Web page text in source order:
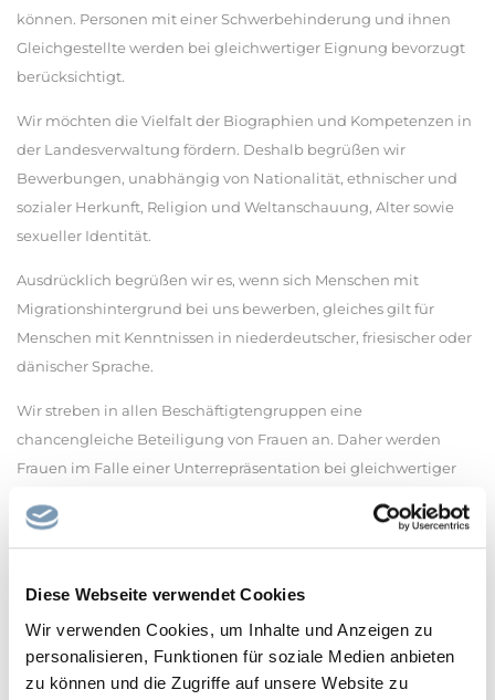
Diese Webseite verwendet Cookies
Wir verwenden Cookies, um Inhalte und Anzeigen zu
personalisieren, Funktionen für soziale Medien anbieten
zu können und die Zugriffe auf unsere Website zu
können. Personen mit einer Schwerbehinderung und ihnen
Gleichgestellte werden bei gleichwertiger Eignung bevorzugt
berücksichtigt.
Wir möchten die Vielfalt der Biographien und Kompetenzen in
der Landesverwaltung fördern. Deshalb begrüßen wir
Bewerbungen, unabhängig von Nationalität, ethnischer und
sozialer Herkunft, Religion und Weltanschauung, Alter sowie
sexueller Identität.
Ausdrücklich begrüßen wir es, wenn sich Menschen mit
Migrationshintergrund bei uns bewerben, gleiches gilt für
Menschen mit Kenntnissen in niederdeutscher, friesischer oder
dänischer Sprache.
Wir streben in allen Beschäftigtengruppen eine
chancengleiche Beteiligung von Frauen an. Daher werden
Frauen im Falle einer Unterrepräsentation bei gleichwertiger
berücksichtigt.
Die Vereinbarkeit von Beruf und Familie sowie die Förderung
Teilzeit interessierte Bewerberinnen und Bewerber besonders
angesprochen.